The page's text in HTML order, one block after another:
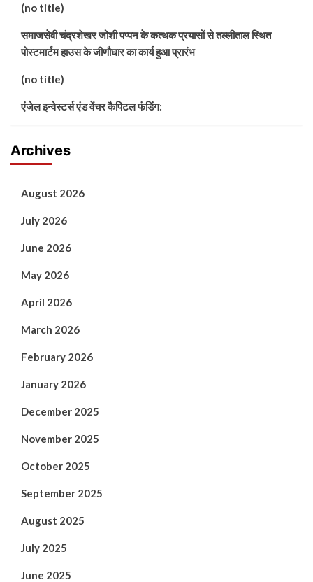
(no title)
समाजसेवी चंद्रशेखर जोशी पप्पन के कत्थक प्रयासों से तल्लीताल स्थित
पोस्टमार्टम हाउस के जीणौघार का कार्य हुआ प्रारंभ
(no title)
एंजेल इन्वेस्टर्स एंड वेंचर कैपिटल फंडिंग:
Archives
August 2026
July 2026
June 2026
May 2026
April 2026
March 2026
February 2026
January 2026
December 2025
November 2025
October 2025
September 2025
August 2025
July 2025
June 2025